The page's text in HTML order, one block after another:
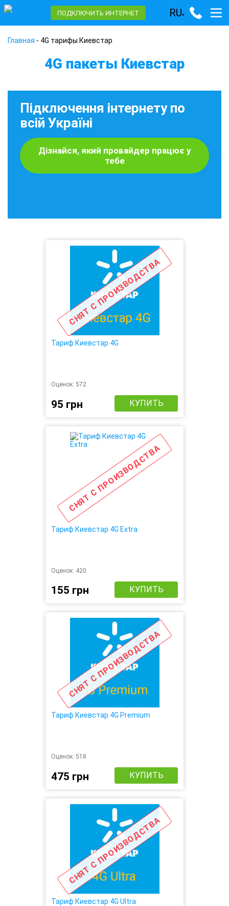
ПОДКЛЮЧИТЬ ИНТЕРНЕТ RU▾
Главная - 4G тарифы Киевстар
4G пакеты Киевстар
Підключення інтернету по
всій Україні
Дізнайся, який провайдер працює у
тебе
СНЯТ С ПРОИЗВОДСТВА
Тариф Киевстар 4G
Оценок: 572
95 грн КУПИТЬ
СНЯТ С ПРОИЗВОДСТВА
Тариф Киевстар 4G Extra
Оценок: 420
155 грн КУПИТЬ
СНЯТ С ПРОИЗВОДСТВА
Тариф Киевстар 4G Premium
Оценок: 518
475 грн КУПИТЬ
СНЯТ С ПРОИЗВОДСТВА
Тариф Киевстар 4G Ultra